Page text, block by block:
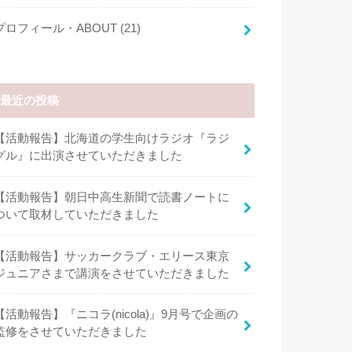
ロフィール・ABOUT (21)
最近の投稿
活動報告】北海道の学生向けラジオ『ラジ
ル』に出演させていただきました
活動報告】朝日中高生新聞で読書ノートに
いて取材していただきました
活動報告】サッカークラブ・エリース東京
ュニアさまで講演をさせていただきました
活動報告】『ニコラ(nicola)』9月号で企画の
修をさせていただきました